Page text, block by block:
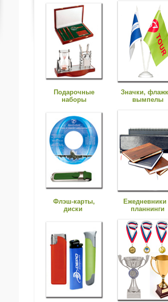
Подарочные
наборы
Значки,
вымпелы
Флэш-карты,
диски
Ежедневники
планнинги